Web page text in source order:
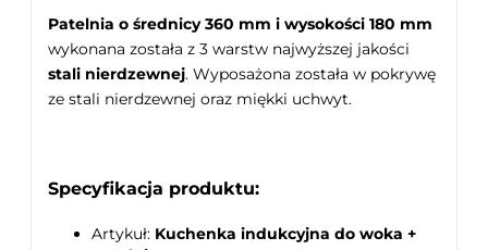
Patelnia o średnicy 360 mm i wysokości 180 mm
wykonana została z 3 warstw najwyższej jakości
stali nierdzewnej. Wyposażona została w pokrywę
ze stali nierdzewnej oraz miękki uchwyt.
Specyfikacja produktu:
Artykuł: Kuchenka indukcyjna do woka +